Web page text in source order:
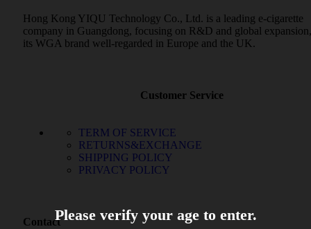
Hong Kong YIQU Technology Co., Ltd. is a leading e-cigarette
company in Guangdong, focusing on R&D and global
its WGA brand well-regarded in Europe and the UK.
Customer Service
TERM OF SERVICE
RETURNS&EXCHANGE
SHIPPING POLICY
PRIVACY POLICY
ContactPlease verify your age to enter.